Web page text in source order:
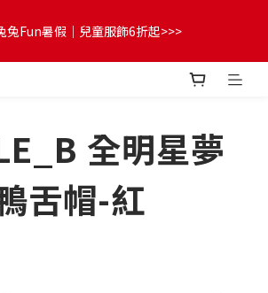
💌】
兔Fun暑假｜兒童服飾6折起>>>
購【滿$3,000，送$300 (最高回饋$1,200)
💌】
全明星夢
舌帽-紅